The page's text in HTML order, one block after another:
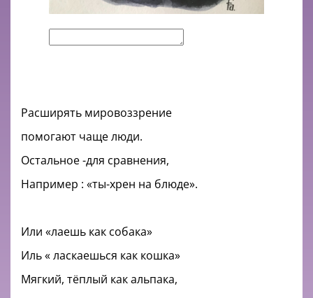
Расширять мировоззрение
помогают чаще люди.
Остальное -для сравнения,
Например : «ты-хрен на блюде».
Или «лаешь как собака»
Иль « ласкаешься как кошка»
Мягкий, тёплый как альпака,